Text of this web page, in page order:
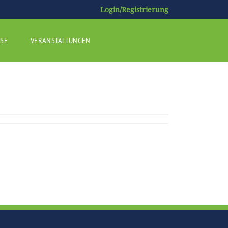
Login/Registrierung
VERANSTALTUNGEN